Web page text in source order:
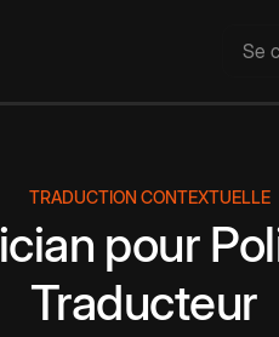
Se
TRADUCTION CONTEXTUELLE
pour
Traducteur